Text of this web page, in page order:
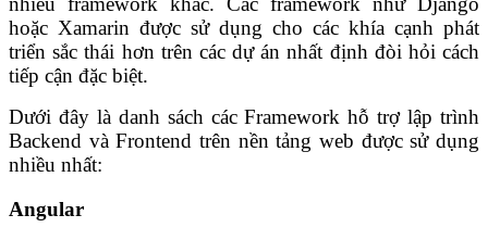
hoặc Xamarin được sử dụng cho các khía cạnh phát
triển sắc thái hơn trên các dự án nhất định đòi hỏi cách
tiếp cận đặc biệt.
Dưới đây là danh sách các Framework hỗ trợ lập trình
Backend và Frontend trên nền tảng web được sử dụng
nhiều nhất:
Angular